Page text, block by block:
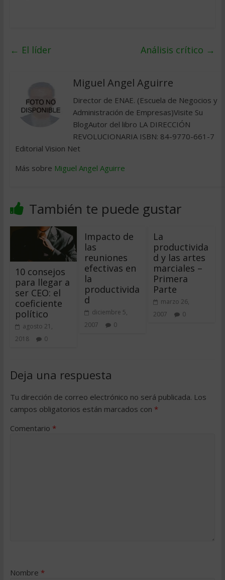
← El líder Análisis crítico →
Miguel Angel Aguirre
Director de ENAE. (Escuela de Negocios y
Administración de Empresas)Visite Su
BlogAutor del libro LA DIRECCIÓN
REVOLUCIONARIA ISBN: 84-9770-661-7
Editorial Vision Net
Más sobre Miguel Angel Aguirre
También te puede gustar
10 consejos
para llegar a
ser CEO: el
coeficiente
político
agosto 21,
2018
0
Impacto de
las
reuniones
efectivas en
la
productivida
d
diciembre 5,
2007
0
La
productivida
d y las artes
marciales –
Primera
Parte
marzo 26,
2007
0
Deja una respuesta
Tu dirección de correo electrónico no será publicada. Los
campos obligatorios están marcados con *
Comentario *
Nombre *